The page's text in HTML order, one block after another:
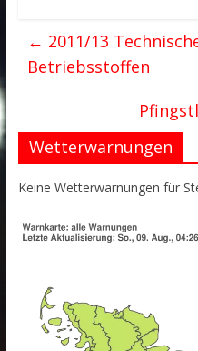
← 2011/13
Betriebsstoffen
Wetterwarnungen
Keine Wetterwarnungen für